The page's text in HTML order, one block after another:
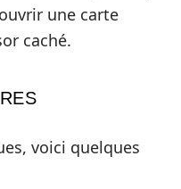
une carte
caché.
voici quelques